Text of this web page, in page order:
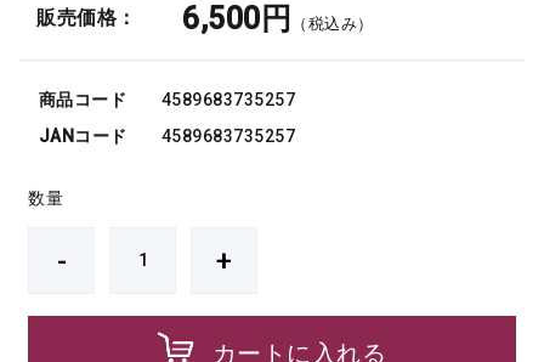
販売価格： 6,500円 （税込み）
商品コード
4589683735257
JANコード
4589683735257
数量
- +
カートに入れる